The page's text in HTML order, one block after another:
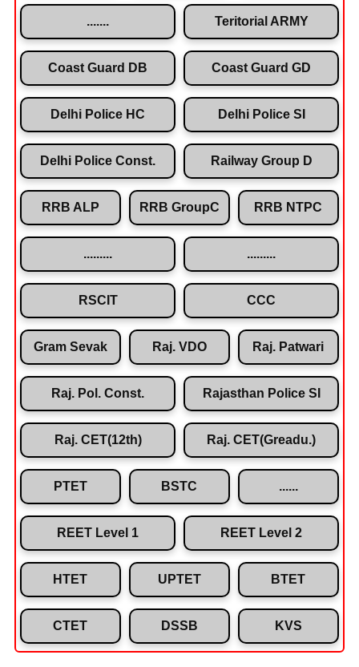
Teritorial ARMY
Coast Guard DB Coast Guard GD
Delhi Police HC Delhi Police SI
Delhi Police Const. Railway Group D
RRB ALP RRB GroupC RRB NTPC
RSCIT CCC
Gram Sevak Raj. VDO Raj. Patwari
Raj. Pol. Const. Rajasthan Police SI
Raj. CET(12th) Raj. CET(Greadu.)
PTET BSTC
REET Level 1 REET Level 2
HTET UPTET BTET
CTET DSSB KVS